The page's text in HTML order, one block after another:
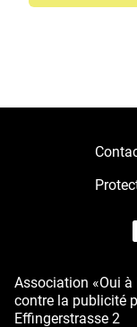
Association «Oui
contre la publicité
Effingerstrasse 2